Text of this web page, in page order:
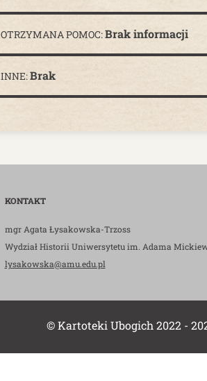
OTRZYMANA POMOC:Brak informacji
INNE:Brak
KONTAKT
mgr Agata Łysakowska-Trzoss
Wydział Historii Uniwersytetu im. Adama
lysakowska@amu.edu.pl
© Kartoteki Ubogich 2022 -